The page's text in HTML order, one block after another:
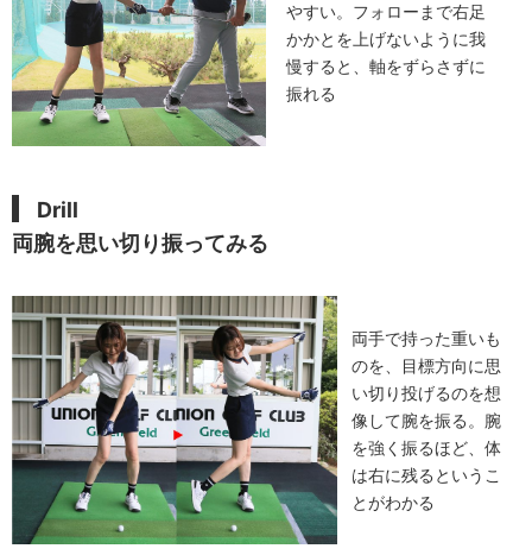
やすい。フォローまで右足
かかとを上げないように我
慢すると、軸をずらさずに
振れる
Drill
両腕を思い切り振ってみる
両手で持った重いも
のを、目標方向に思
い切り投げるのを想
像して腕を振る。腕
を強く振るほど、体
は右に残るというこ
とがわかる